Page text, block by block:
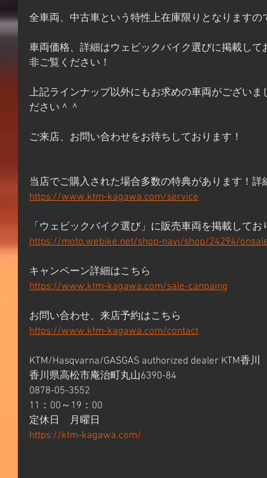
全車両、中古車という特性上在庫限りとなりますの
車両価格、詳細はウェビックバイク選びに掲載し
非ご覧ください！
上記ラインナップ以外にもお求めの車両がござい
ださい＾＾
ご来店、お問い合わせをお待ちしております！
当店でご購入された場合多数の特典があります！詳
https://www.ktm-kagawa.com/service
「ウェビックバイク選び」に販売車両を掲載してお
https://moto.webike.net/shop-navi/shop/24294/
キャンペーン詳細はこちら
https://www.ktm-kagawa.com/sale-canpaing
お問い合わせ、来店予約はこちら
https://www.ktm-kagawa.com/contact
KTM/Hasqvarna/GASGAS authorized dealer KTM香川
香川県高松市庵治町丸山6390-84
0878-05-3552
11：00～19：00
定休日　月曜日
https://ktm-kagawa.com/